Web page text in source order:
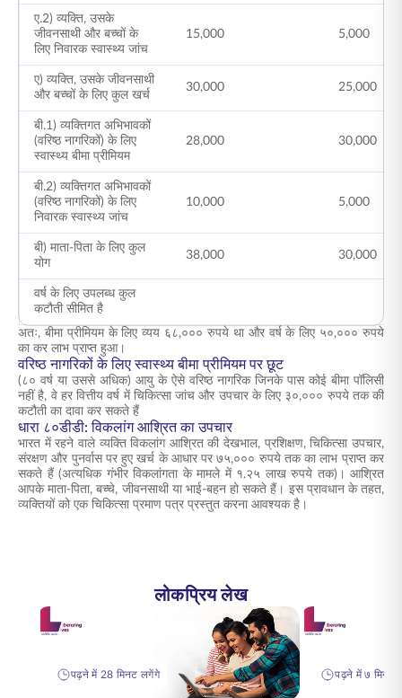
ए.2) व्यक्ति, उसके
जीवनसाथी और बच्चों के
लिए निवारक स्वास्थ्य जांच
15,000 5,000
ए) व्यक्ति, उसके जीवनसाथी
और बच्चों के लिए कुल खर्च
30,000 25,000
बी.1) व्यक्तिगत अभिभावकों
(वरिष्ठ नागरिकों) के लिए
स्वास्थ्य बीमा प्रीमियम
28,000 30,000
बी.2) व्यक्तिगत अभिभावकों
(वरिष्ठ नागरिकों) के लिए
निवारक स्वास्थ्य जांच
10,000 5,000
बी) माता-पिता के लिए कुल
योग
38,000 30,000
वर्ष के लिए उपलब्ध कुल
कटौती सीमित है
अतः, बीमा प्रीमियम के लिए व्यय ६८,००० रुपये था और वर्ष के लिए ५०,००० रुपये
का कर लाभ प्राप्त हुआ।
वरिष्ठ नागरिकों के लिए स्वास्थ्य बीमा प्रीमियम पर छूट
(८० वर्ष या उससे अधिक) आयु के ऐसे वरिष्ठ नागरिक जिनके पास कोई बीमा पॉलिसी
नहीं है, वे हर वित्तीय वर्ष में चिकित्सा जांच और उपचार के लिए ३०,००० रुपये तक की
कटौती का दावा कर सकते हैं
धारा ८०डीडी: विकलांग आश्रित का उपचार
भारत में रहने वाले व्यक्ति विकलांग आश्रित की देखभाल, प्रशिक्षण, चिकित्सा उपचार,
संरक्षण और पुनर्वास पर हुए खर्च के आधार पर ७५,००० रुपये तक का लाभ प्राप्त कर
सकते हैं (अत्यधिक गंभीर विकलांगता के मामले में १.२५ लाख रुपये तक)। आश्रित
आपके माता-पिता, बच्चे, जीवनसाथी या भाई-बहन हो सकते हैं। इस प्रावधान के तहत,
व्यक्तियों को एक चिकित्सा प्रमाण पत्र प्रस्तुत करना आवश्यक है।
लोकप्रिय लेख
पढ़ने में 28 मिनट लगेंगे पढ़ने में ७ मिनट